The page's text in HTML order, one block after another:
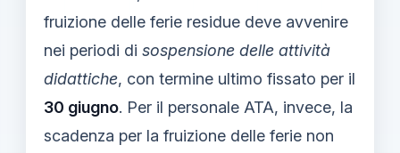
fruizione delle ferie residue deve avvenire
nei periodi di sospensione delle attività
didattiche, con termine ultimo fissato per il
30 giugno. Per il personale ATA, invece, la
scadenza per la fruizione delle ferie non